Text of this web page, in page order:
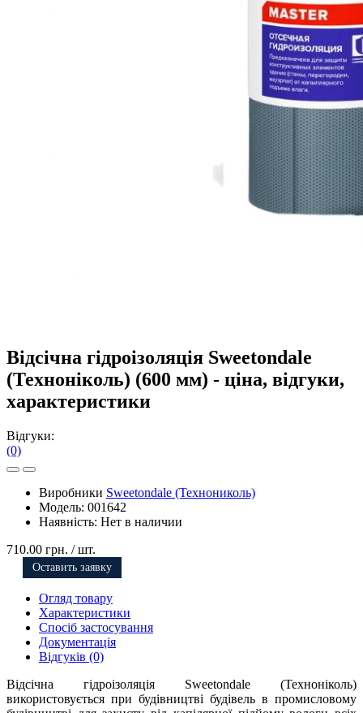
Відсічна гідроізоляція Sweetondale
(Техноніколь) (600 мм) - ціна, відгуки,
характеристики
Відгуки:
(0)
Виробники Sweetondale (Технониколь)
Модель: 001642
Наявність: Нет в наличии
710.00 грн. / шт.
Оставить заявку
Огляд товару
Характеристики
Спосіб застосування
Документація
Відгуків (0)
Відсічна гідроізоляція Sweetondale (Техноніколь)
використовується при будівництві будівель в промисловому